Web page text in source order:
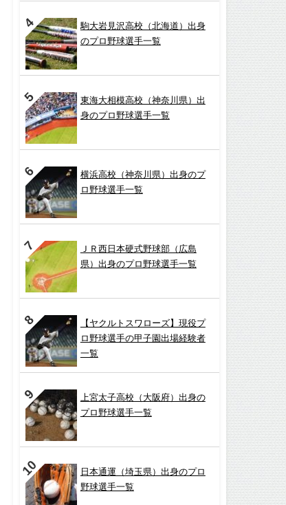
駒大岩見沢高校（北海道）出身
のプロ野球選手一覧
東海大相模高校（神奈川県）出
身のプロ野球選手一覧
横浜高校（神奈川県）出身のプ
ロ野球選手一覧
ＪＲ西日本硬式野球部（広島
県）出身のプロ野球選手一覧
【ヤクルトスワローズ】現役プ
ロ野球選手の甲子園出場経験者
一覧
上宮太子高校（大阪府）出身の
プロ野球選手一覧
日本通運（埼玉県）出身のプロ
野球選手一覧